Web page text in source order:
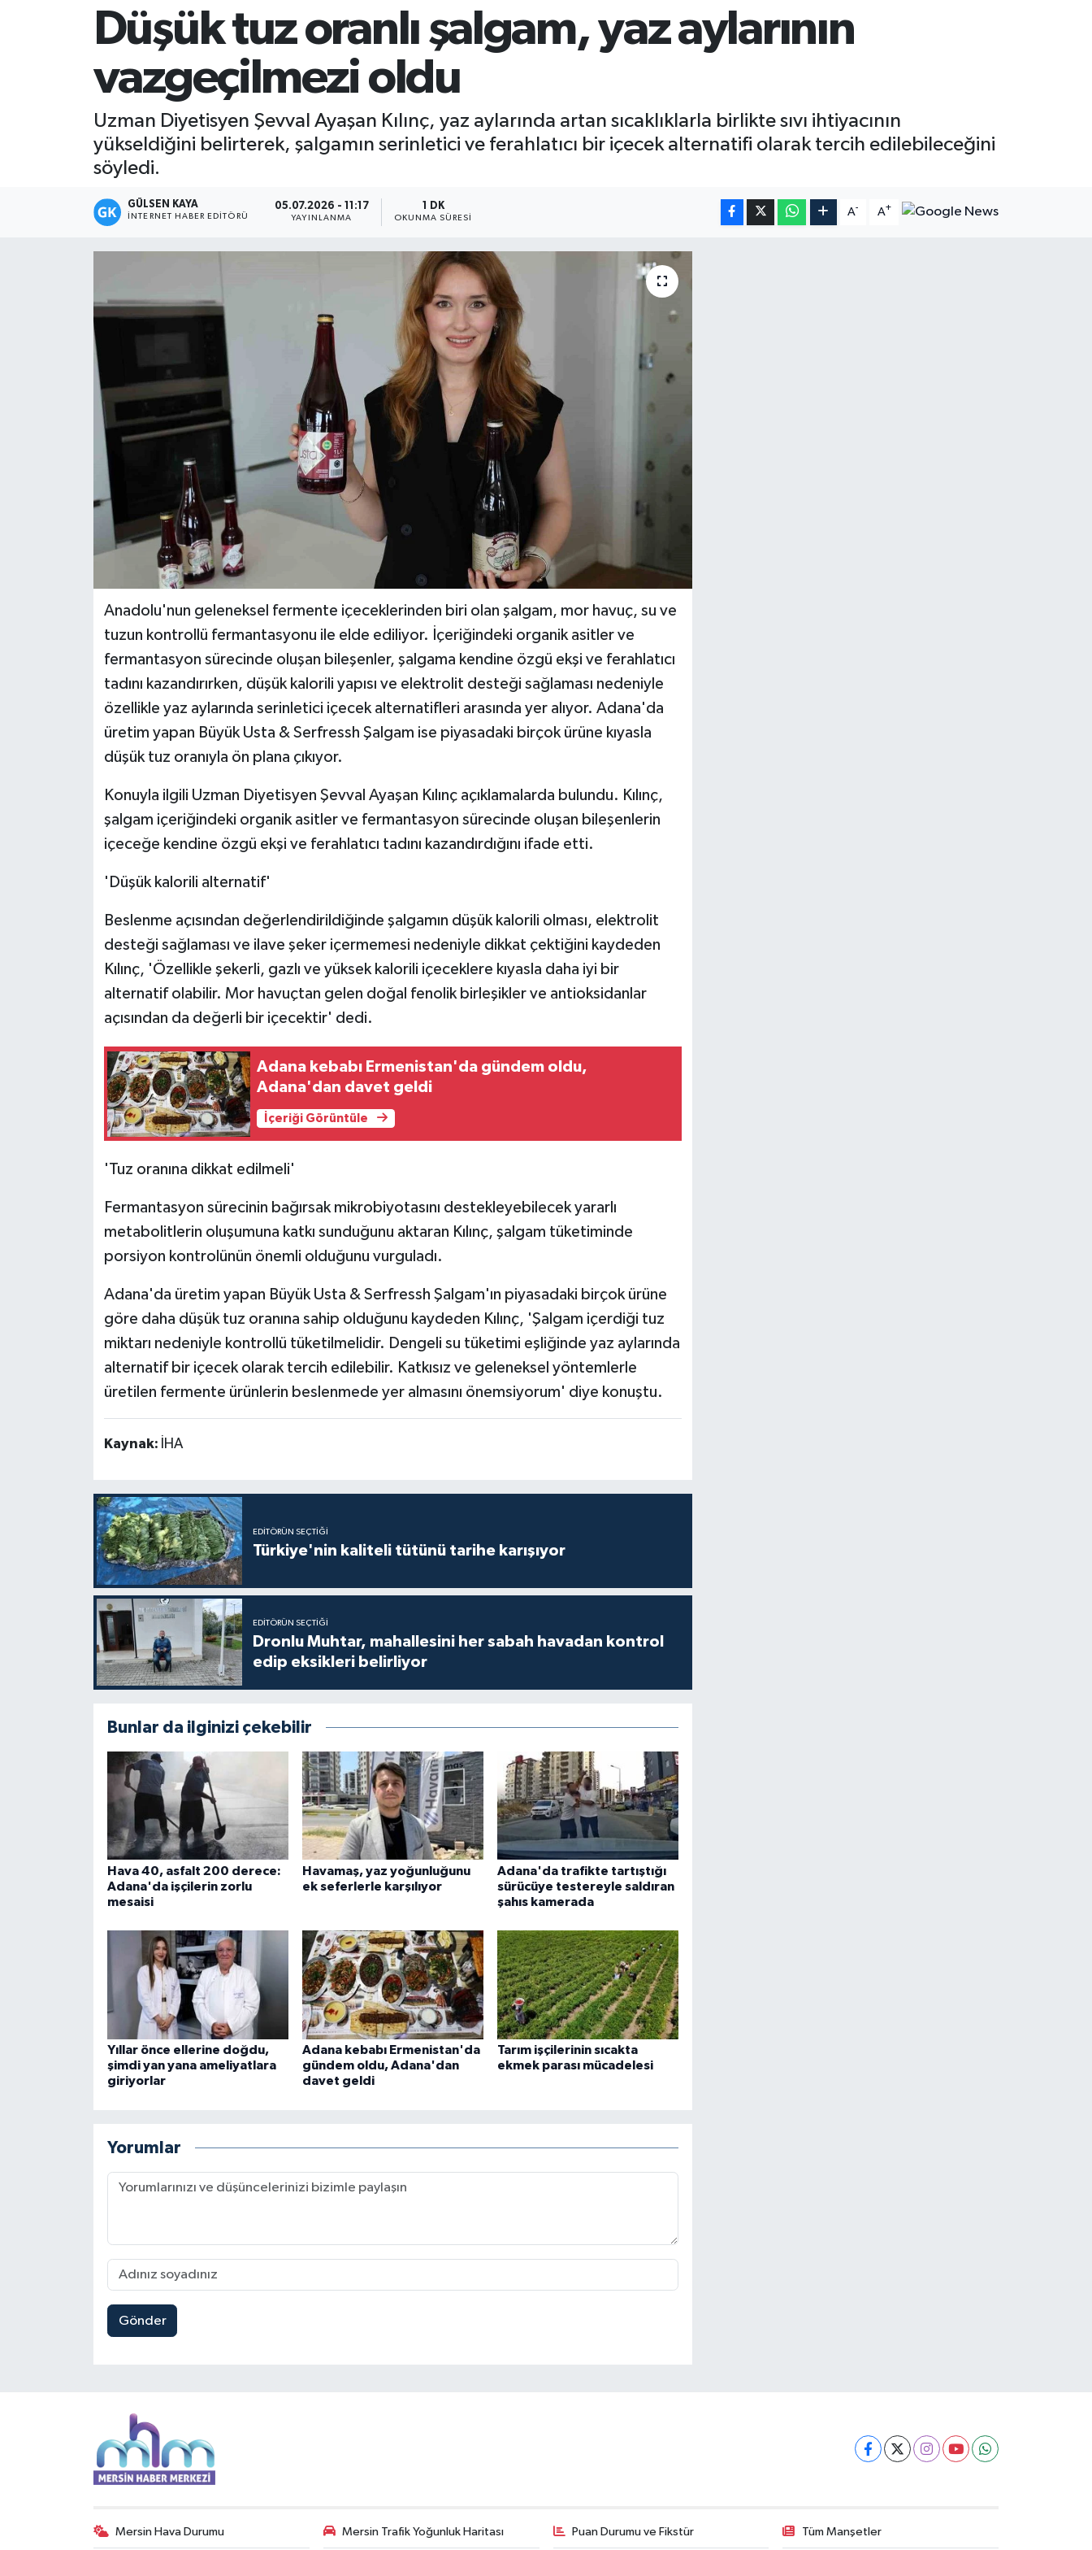
Düşük tuz oranlı şalgam, yaz aylarının
vazgeçilmezi oldu
Uzman Diyetisyen Şevval Ayaşan Kılınç, yaz aylarında artan sıcaklıklarla birlikte sıvı ihtiyacının
yükseldiğini belirterek, şalgamın serinletici ve ferahlatıcı bir içecek alternatifi olarak tercih edilebileceğini
söyledi.
GÜLSEN KAYA
İNTERNET HABER EDITÖRÜ
05.07.2026 - 11:17
YAYINLANMA
1 DK
OKUNMA SÜRESI
A- A+
Anadolu'nun geleneksel fermente içeceklerinden biri olan şalgam, mor havuç, su ve
tuzun kontrollü fermantasyonu ile elde ediliyor. İçeriğindeki organik asitler ve
fermantasyon sürecinde oluşan bileşenler, şalgama kendine özgü ekşi ve ferahlatıcı
tadını kazandırırken, düşük kalorili yapısı ve elektrolit desteği sağlaması nedeniyle
özellikle yaz aylarında serinletici içecek alternatifleri arasında yer alıyor. Adana'da
üretim yapan Büyük Usta & Serfressh Şalgam ise piyasadaki birçok ürüne kıyasla
düşük tuz oranıyla ön plana çıkıyor.
Konuyla ilgili Uzman Diyetisyen Şevval Ayaşan Kılınç açıklamalarda bulundu. Kılınç,
şalgam içeriğindeki organik asitler ve fermantasyon sürecinde oluşan bileşenlerin
içeceğe kendine özgü ekşi ve ferahlatıcı tadını kazandırdığını ifade etti.
'Düşük kalorili alternatif'
Beslenme açısından değerlendirildiğinde şalgamın düşük kalorili olması, elektrolit
desteği sağlaması ve ilave şeker içermemesi nedeniyle dikkat çektiğini kaydeden
Kılınç, 'Özellikle şekerli, gazlı ve yüksek kalorili içeceklere kıyasla daha iyi bir
alternatif olabilir. Mor havuçtan gelen doğal fenolik birleşikler ve antioksidanlar
açısından da değerli bir içecektir' dedi.
Adana kebabı Ermenistan'da gündem oldu,
Adana'dan davet geldi
İçeriği Görüntüle
'Tuz oranına dikkat edilmeli'
Fermantasyon sürecinin bağırsak mikrobiyotasını destekleyebilecek yararlı
metabolitlerin oluşumuna katkı sunduğunu aktaran Kılınç, şalgam tüketiminde
porsiyon kontrolünün önemli olduğunu vurguladı.
Adana'da üretim yapan Büyük Usta & Serfressh Şalgam'ın piyasadaki birçok ürüne
göre daha düşük tuz oranına sahip olduğunu kaydeden Kılınç, 'Şalgam içerdiği tuz
miktarı nedeniyle kontrollü tüketilmelidir. Dengeli su tüketimi eşliğinde yaz aylarında
alternatif bir içecek olarak tercih edilebilir. Katkısız ve geleneksel yöntemlerle
üretilen fermente ürünlerin beslenmede yer almasını önemsiyorum' diye konuştu.
Kaynak: İHA
EDITÖRÜN SEÇTIĞI
Türkiye'nin kaliteli tütünü tarihe karışıyor
EDITÖRÜN SEÇTIĞI
Dronlu Muhtar, mahallesini her sabah havadan kontrol
edip eksikleri belirliyor
Bunlar da ilginizi çekebilir
Hava 40, asfalt 200 derece:
Adana'da işçilerin zorlu
mesaisi
Havamaş, yaz yoğunluğunu
ek seferlerle karşılıyor
Adana'da trafikte tartıştığı
sürücüye testereyle saldıran
şahıs kamerada
Yıllar önce ellerine doğdu,
şimdi yan yana ameliyatlara
giriyorlar
Adana kebabı Ermenistan'da
gündem oldu, Adana'dan
davet geldi
Tarım işçilerinin sıcakta
ekmek parası mücadelesi
Yorumlar
Gönder
Mersin Hava Durumu Mersin Trafik Yoğunluk Haritası Puan Durumu ve Fikstür Tüm Manşetler
Mersin Tarihi
Özel Haber
Sürmanşet
Teknoloji